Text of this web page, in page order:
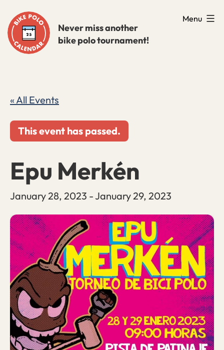
to
content
Never miss another
bike polo tournament!
Menu
« All Events
This event has passed.
Epu Merkén
January 28, 2023 -January 29, 2023